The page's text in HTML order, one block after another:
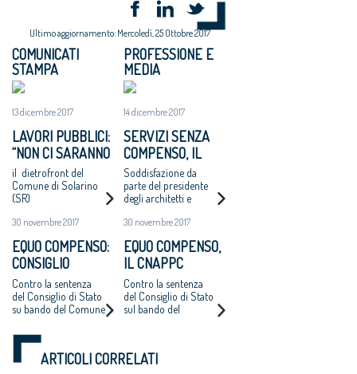
Ultimo aggiornamento: Mercoledì, 25 Ottobre 2017
COMUNICATI
STAMPA
13 dicembre 2017
LAVORI PUBBLICI:
“NON CI SARANNO
ALTRI ‘CASI
CATANZARO’ - MAI
PIÙ INCARICHI DI
PROGETTAZIONE
AD UN EURO”
il dietrofront del
Comune di Solarino
(SR)
30 novembre 2017
EQUO COMPENSO:
CONSIGLIO
NAZIONALE
ARCHITETTI
RICORRE ALLA
CORTE EUROPEA
DEI DIRITTI
DELL’UOMO
Contro la sentenza
del Consiglio di Stato
su bando del Comune
Cappochin “è una
pericolosa istigazione
a delinquere”
PROFESSIONE E
MEDIA
14 dicembre 2017
SERVIZI SENZA
COMPENSO, IL
COMUNE DI
SOLARINO RITIRA
I BANDI DI
PROGETTAZIONE
A UN EURO
Soddisfazione da
parte del presidente
degli architetti e
bando di Catanzaro si
all'aggiudicazione
30 novembre 2017
EQUO COMPENSO,
IL CNAPPC
RICORRE ALLA
CORTE EUROPEA
DEI DIRITTI
Contro la sentenza
del Consiglio di Stato
sul bando del
Piano Strutturale
ARTICOLI CORRELATI